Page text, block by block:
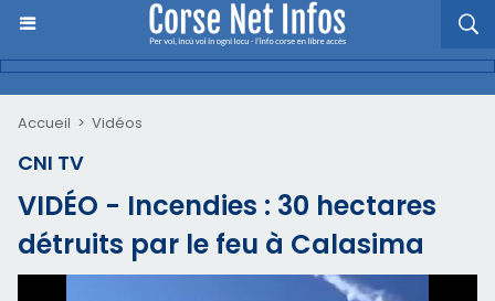
Accueil > Vidéos
CNI TV
VIDÉO - Incendies : 30 hectares
détruits par le feu à Calasima